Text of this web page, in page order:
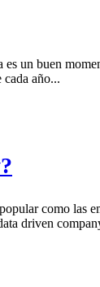
un buen
año...
como las
driven